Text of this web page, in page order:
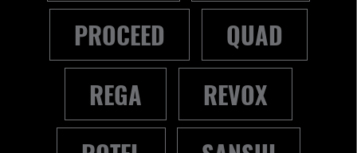
PROCEED
QUAD
REGA
REVOX